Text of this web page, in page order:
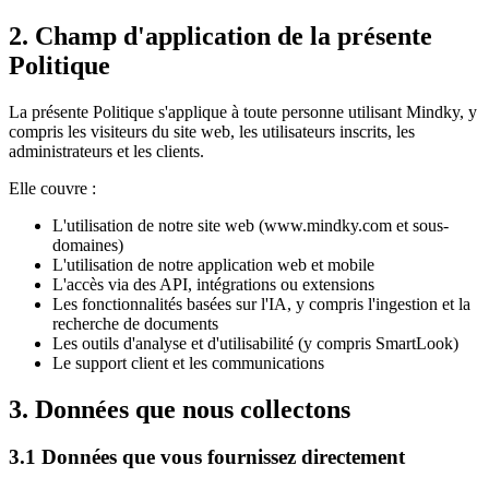
2. Champ d'application de la présente
Politique
La présente Politique s'applique à toute personne utilisant Mindky, y
compris les visiteurs du site web, les utilisateurs inscrits, les
administrateurs et les clients.
Elle couvre :
L'utilisation de notre site web (www.mindky.com et sous-
domaines)
L'utilisation de notre application web et mobile
L'accès via des API, intégrations ou extensions
Les fonctionnalités basées sur l'IA, y compris l'ingestion et la
recherche de documents
Les outils d'analyse et d'utilisabilité (y compris SmartLook)
Le support client et les communications
3. Données que nous collectons
3.1 Données que vous fournissez directement